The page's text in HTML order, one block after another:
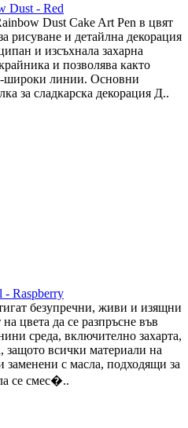
Dust - Red
Dust Cake Art Pen в цвят
рисуване и детайлна декорация
и изсъхнала захарна
и позволява както
широки линии. Основни
за сладкарска декорация Д..
Raspberry
безупречни, живи и изящни
цвета да се разпръсне във
среда, включително захарта,
защото всички материали на
заменени с масла, подходящи за
се смес�..